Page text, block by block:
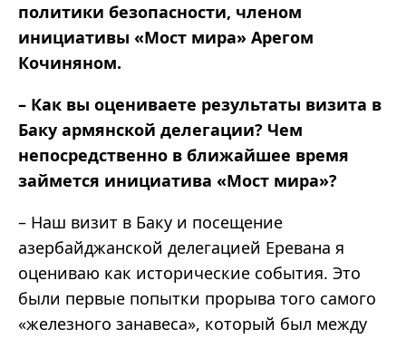
политики безопасности, членом
инициативы «Мост мира» Арегом
Кочиняном.
– Как вы оцениваете результаты визита в
Баку армянской делегации? Чем
непосредственно в ближайшее время
займется инициатива «Мост мира»?
– Наш визит в Баку и посещение
азербайджанской делегацией Еревана я
оцениваю как исторические события. Это
были первые попытки прорыва того самого
«железного занавеса», который был между